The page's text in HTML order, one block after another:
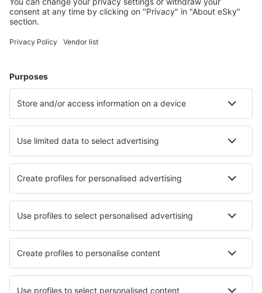
Ubytování v Trondheimu Ubytování Tysvaer
Nejlepší ubytování - města
Ubytování in Pulaski Ubytování in Tharandt
Ubytování Branch Township
Ubytování in Saint-Priest-Bramefant Ubytování in Vervò
Ubytování in Manchester Ubytování in Bork Havn
Ubytování in Kirkkonummi
Nejlepší ubytování - regiony
Ubytování v Národní park Rondane